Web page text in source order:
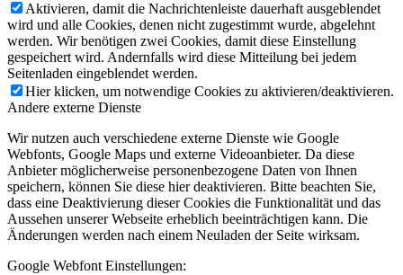
Aktivieren, damit die Nachrichtenleiste dauerhaft ausgeblendet
wird und alle Cookies, denen nicht zugestimmt wurde, abgelehnt
werden. Wir benötigen zwei Cookies, damit diese Einstellung
gespeichert wird. Andernfalls wird diese Mitteilung bei jedem
Seitenladen eingeblendet werden.
Hier klicken, um notwendige Cookies zu aktivieren/deaktivieren.
Andere externe Dienste
Wir nutzen auch verschiedene externe Dienste wie Google
Webfonts, Google Maps und externe Videoanbieter. Da diese
Anbieter möglicherweise personenbezogene Daten von Ihnen
speichern, können Sie diese hier deaktivieren. Bitte beachten Sie,
dass eine Deaktivierung dieser Cookies die Funktionalität und das
Aussehen unserer Webseite erheblich beeinträchtigen kann. Die
Änderungen werden nach einem Neuladen der Seite wirksam.
Google Webfont Einstellungen: